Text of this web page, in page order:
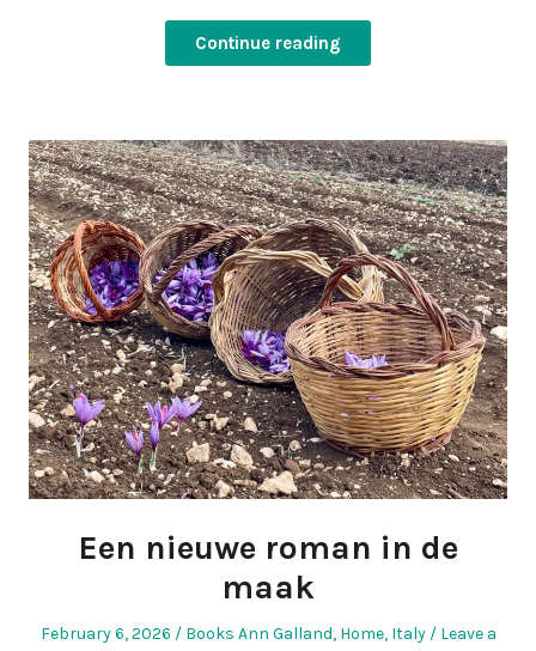
Continue reading
Een nieuwe roman in de
maak
Posted
February 6, 2026
Posted
Books Ann Galland, Home, Italy
Leave a